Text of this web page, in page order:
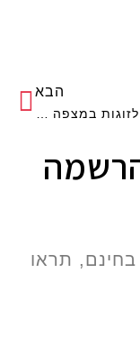
הבא
בחינם, תראו